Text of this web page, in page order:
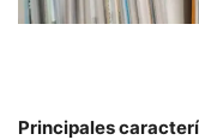
Principales